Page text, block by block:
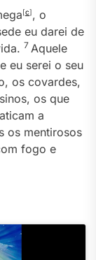
[c], o
eu darei de
7 Aquele
eu serei o seu
os covardes,
os que
a
os mentirosos
fogo e